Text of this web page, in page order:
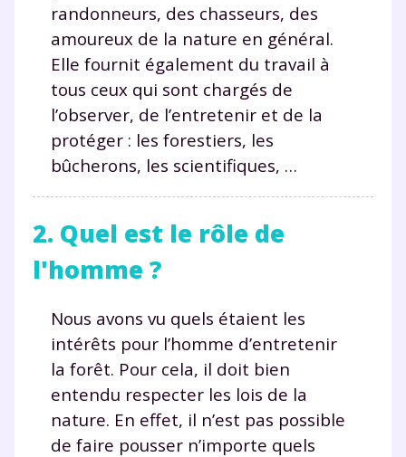
randonneurs, des chasseurs, des
amoureux de la nature en général.
Elle fournit également du travail à
tous ceux qui sont chargés de
l’observer, de l’entretenir et de la
protéger : les forestiers, les
bûcherons, les scientifiques, …
2. Quel est le rôle de
l'homme ?
Nous avons vu quels étaient les
intérêts pour l’homme d’entretenir
la forêt. Pour cela, il doit bien
entendu respecter les lois de la
nature. En effet, il n’est pas possible
de faire pousser n’importe quels